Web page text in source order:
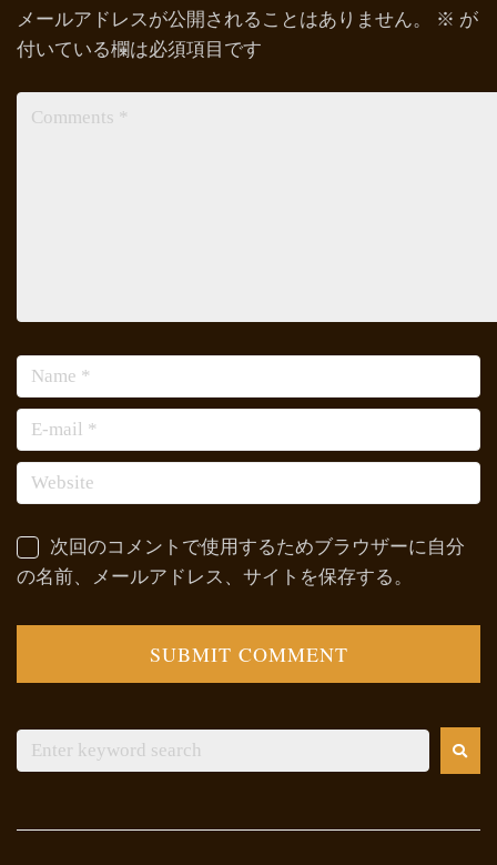
メールアドレスが公開されることはありません。 ※ が
付いている欄は必須項目です
次回のコメントで使用するためブラウザーに自分
の名前、メールアドレス、サイトを保存する。